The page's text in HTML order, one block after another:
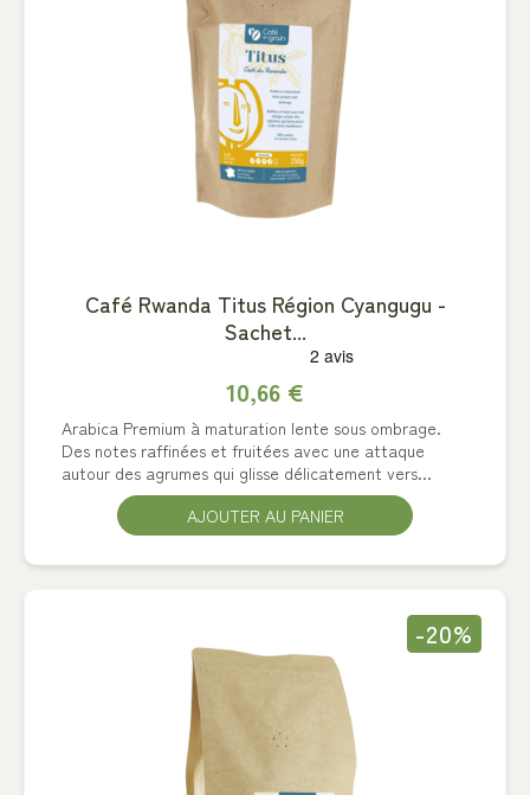
Café Rwanda Titus Région Cyangugu -
Sachet...
10,66 €
Arabica Premium à maturation lente sous ombrage.
Des notes raffinées et fruitées avec une attaque
autour des agrumes qui glisse délicatement vers...
AJOUTER AU PANIER
-20%